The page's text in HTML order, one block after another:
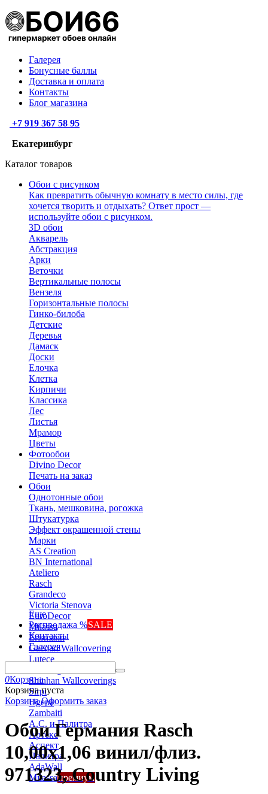
Галерея
Бонусные баллы
Доставка и оплата
Контакты
Блог магазина
+7 919 367 58 95
Екатеринбург
Каталог товаров
Обои с рисунком
Как превратить обычную комнату в место силы, где
хочется творить и отдыхать? Ответ прост —
используйте обои с рисунком.
3D обои
Акварель
Абстракция
Арки
Веточки
Вертикальные полосы
Вензеля
Горизонтальные полосы
Гинко-билоба
Детские
Деревья
Дамаск
Доски
Елочка
Клетка
Кирпичи
Классика
Лес
Листья
Мрамор
Цветы
Фотообои
Divino Decor
Печать на заказ
Обои
Однотонные обои
Ткань, мешковина, рогожка
Штукатурка
Эффект окрашенной стены
Марки
AS Creation
BN International
Ateliero
Rasch
Grandeco
Victoria Stenova
EuroDecor
Milassa
Erismann
Gaenari Wallcovering
Lutece
Shinhan Wallcoverings
Sirpi
Ugepa
Zambaiti
А.С. и Палитра
Артекс
Аспект
Палитра
AdaWall
Milassaпремиум
Еще
Распродажа %SALE
Контакты
Галерея
0Корзина
Корзина пуста
Корзина Оформить заказ
Обои Германия Rasch
10,00x1,06 винил/флиз.
971323, Country Living